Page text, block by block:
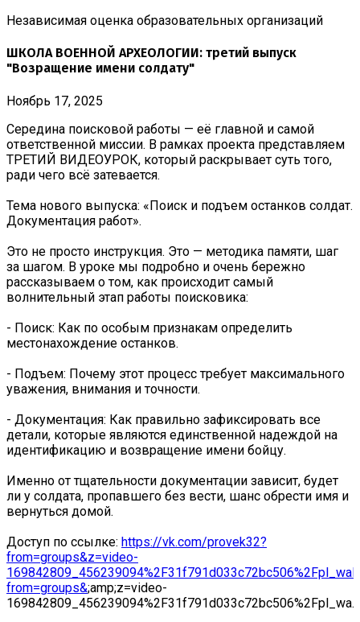
Независимая оценка образовательных организаций
ШКОЛА ВОЕННОЙ АРХЕОЛОГИИ: третий выпуск
"Возращение имени солдату"
Ноябрь 17, 2025
Середина поисковой работы — её главной и самой
ответственной миссии. В рамках проекта представляем
ТРЕТИЙ ВИДЕОУРОК, который раскрывает суть того,
ради чего всё затевается.
Тема нового выпуска: «Поиск и подъем останков солдат.
Документация работ».
Это не просто инструкция. Это — методика памяти, шаг
за шагом. В уроке мы подробно и очень бережно
рассказываем о том, как происходит самый
волнительный этап работы поисковика:
- Поиск: Как по особым признакам определить
местонахождение останков.
- Подъем: Почему этот процесс требует максимального
уважения, внимания и точности.
- Документация: Как правильно зафиксировать все
детали, которые являются единственной надеждой на
идентификацию и возвращение имени бойцу.
Именно от тщательности документации зависит, будет
ли у солдата, пропавшего без вести, шанс обрести имя и
вернуться домой.
Доступ по ссылке: https://vk.com/provek32?
from=groups&z=video-
from=groups&;amp;z=video-
169842809_456239094%2F31f791d033c72bc506%2Fpl_wa...